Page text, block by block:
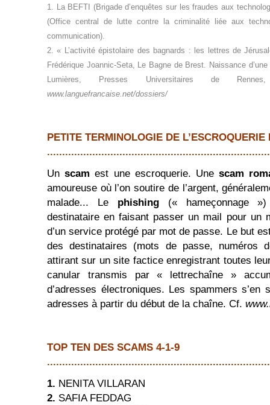
1. La BEFTI (Brigade d’enquêtes sur les fraudes aux
(Office central de lutte contre la criminalité liée aux
communication).
2. « L’activité épistolaire des bagnards : les lettres de
Frédérique Joannic-Seta, Le Bagne de Brest. Naissance
Lumières, Presses Universitaires de
www.languefrancaise.net/dossiers/
PETITE TERMINOLOGIE DE L’ESCROQUERIE
Unscam est une escroquerie. Une scam
amoureuse où l’on soutire de l’argent,
malade... Le phishing(« hameçonnage
destinataire en faisant passer un mail pour un
d’un service protégé par mot de passe. Le but
des destinataires (mots de passe, numéros
attirant sur un site factice enregistrant toutes
canular transmis par « lettrechaîne »
d’adresses électroniques. Les spammers s’en
adresses à partir du début de la chaîne. Cf.
TOP TEN DES SCAMS 4-1-9
1. NENITA VILLARAN
2. SAFIA FEDDAG